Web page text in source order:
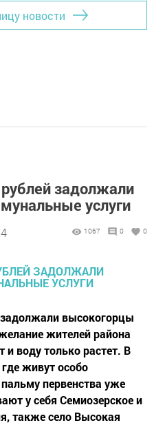
новости
задолжали
услуги
1067 0 0
высокогорцы
жителей района
и воду только растет. В
живут особо
первенства уже
у себя Семиозерское и
также село Высокая